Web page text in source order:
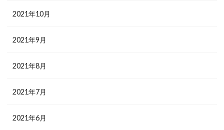
2021年10月
2021年9月
2021年8月
2021年7月
2021年6月